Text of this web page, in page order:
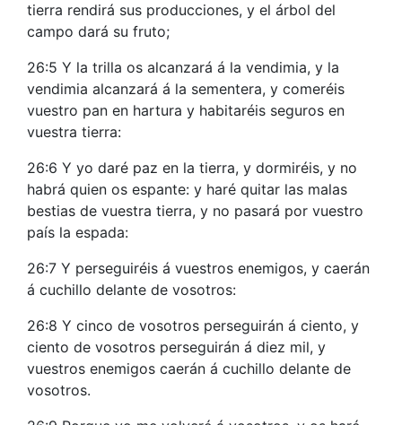
tierra rendirá sus producciones, y el árbol del
campo dará su fruto;
26:5 Y la trilla os alcanzará á la vendimia, y la
vendimia alcanzará á la sementera, y comeréis
vuestro pan en hartura y habitaréis seguros en
vuestra tierra:
26:6 Y yo daré paz en la tierra, y dormiréis, y no
habrá quien os espante: y haré quitar las malas
bestias de vuestra tierra, y no pasará por vuestro
país la espada:
26:7 Y perseguiréis á vuestros enemigos, y caerán
á cuchillo delante de vosotros:
26:8 Y cinco de vosotros perseguirán á ciento, y
ciento de vosotros perseguirán á diez mil, y
vuestros enemigos caerán á cuchillo delante de
vosotros.